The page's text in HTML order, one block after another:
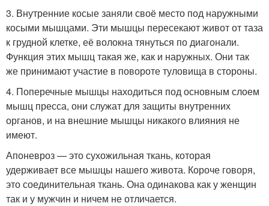
3. Внутренние косые заняли своё место под наружными
косыми мышцами. Эти мышцы пересекают живот от таза
к грудной клетке, её волокна тянуться по диагонали.
Функция этих мышц такая же, как и наружных. Они так
же принимают участие в повороте туловища в стороны.
4. Поперечные мышцы находиться под основным слоем
мышц пресса, они служат для защиты внутренних
органов, и на внешние мышцы никакого влияния не
имеют.
Апоневроз — это сухожильная ткань, которая
удерживает все мышцы нашего живота. Короче говоря,
это соединительная ткань. Она одинакова как у женщин
так и у мужчин и ничем не отличается.